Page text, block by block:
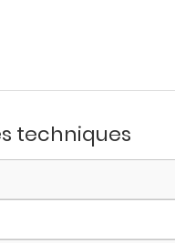
techniques